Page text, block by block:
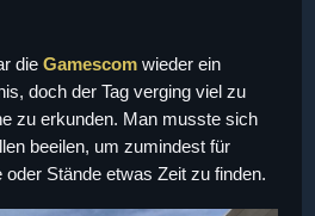
die Gamescom wieder ein
doch der Tag verging viel zu
zu erkunden. Man musste sich
beeilen, um zumindest für
Stände etwas Zeit zu finden.